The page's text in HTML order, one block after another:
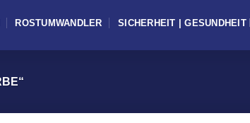
ROSTUMWANDLER SICHERHEIT | GESUNDHEIT